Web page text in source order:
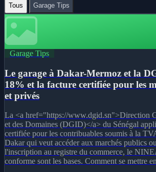
Tous Garage Tips
Garage Tips
Le garage à Dakar-Mermoz et la
18% et la facture certifiée pour les
et privés
La <a href="https://www.dgid.sn">Direction
et des Domaines (DGID)</a> du Sénégal
certifiée pour les contribuables soumis à la
Dakar qui veut accéder aux marchés publics
l'inscription au registre du commerce, le
conforme sont les bases. Comment se mettre